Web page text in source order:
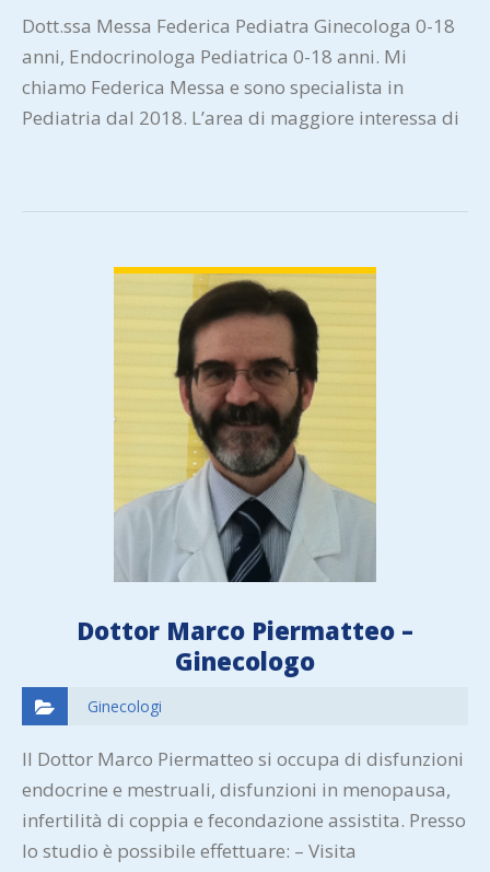
Dott.ssa Messa Federica Pediatra Ginecologa 0-18
anni, Endocrinologa Pediatrica 0-18 anni. Mi
chiamo Federica Messa e sono specialista in
Pediatria dal 2018. L’area di maggiore interessa di
Dottor Marco Piermatteo –
Ginecologo
Ginecologi
Il Dottor Marco Piermatteo si occupa di disfunzioni
endocrine e mestruali, disfunzioni in menopausa,
infertilità di coppia e fecondazione assistita. Presso
lo studio è possibile effettuare: – Visita